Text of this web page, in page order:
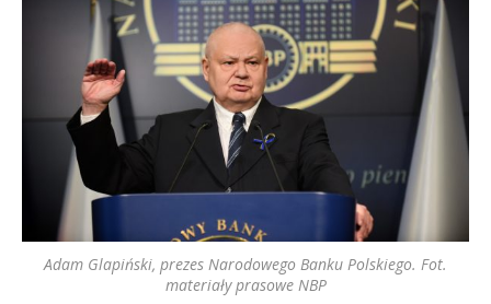
Adam Glapiński, prezes Narodowego Banku Polskiego. Fot.
materiały prasowe NBP